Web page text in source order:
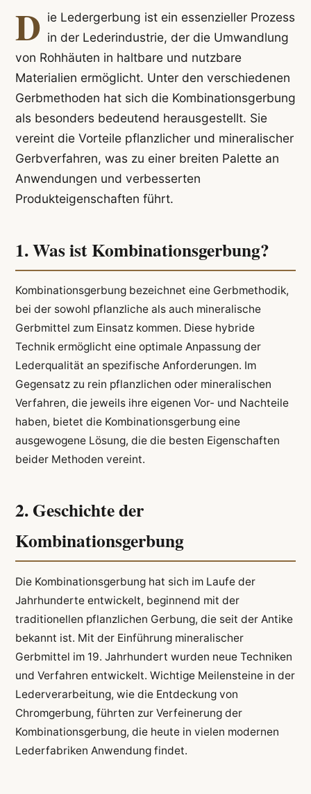
D ie Ledergerbung ist ein essenzieller Prozess
in der Lederindustrie, der die Umwandlung
von Rohhäuten in haltbare und nutzbare
Materialien ermöglicht. Unter den verschiedenen
Gerbmethoden hat sich die Kombinationsgerbung
als besonders bedeutend herausgestellt. Sie
vereint die Vorteile pflanzlicher und mineralischer
Gerbverfahren, was zu einer breiten Palette an
Anwendungen und verbesserten
Produkteigenschaften führt.
1. Was ist Kombinationsgerbung?
Kombinationsgerbung bezeichnet eine Gerbmethodik,
bei der sowohl pflanzliche als auch mineralische
Gerbmittel zum Einsatz kommen. Diese hybride
Technik ermöglicht eine optimale Anpassung der
Lederqualität an spezifische Anforderungen. Im
Gegensatz zu rein pflanzlichen oder mineralischen
Verfahren, die jeweils ihre eigenen Vor- und Nachteile
haben, bietet die Kombinationsgerbung eine
ausgewogene Lösung, die die besten Eigenschaften
beider Methoden vereint.
2. Geschichte der
Kombinationsgerbung
Die Kombinationsgerbung hat sich im Laufe der
Jahrhunderte entwickelt, beginnend mit der
traditionellen pflanzlichen Gerbung, die seit der Antike
bekannt ist. Mit der Einführung mineralischer
Gerbmittel im 19. Jahrhundert wurden neue Techniken
und Verfahren entwickelt. Wichtige Meilensteine in der
Lederverarbeitung, wie die Entdeckung von
Chromgerbung, führten zur Verfeinerung der
Kombinationsgerbung, die heute in vielen modernen
Lederfabriken Anwendung findet.